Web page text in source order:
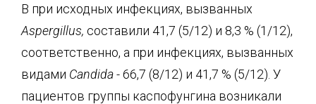
В при исходных инфекциях, вызванных
Aspergillus, составили 41,7 (5/12) и 8,3 % (1/12),
соответственно, а при инфекциях, вызванных
видами Candida-66,7 (8/12) и 41,7 % (5/12). У
пациентов группы каспофунгина возникали